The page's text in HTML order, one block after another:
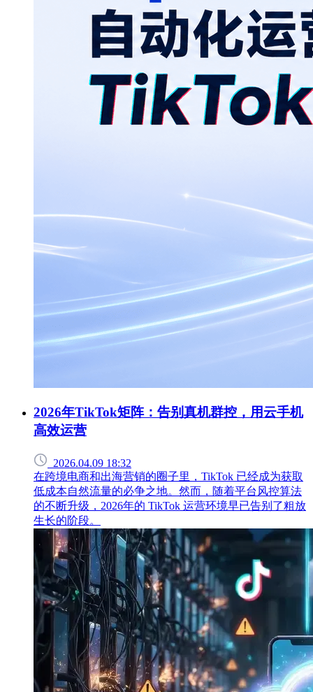
2026年TikTok矩阵：告别真机群控，用云手机
高效运营
2026.04.09 18:32
在跨境电商和出海营销的圈子里，TikTok 已经成为获取
低成本自然流量的必争之地。然而，随着平台风控算法
的不断升级，2026年的 TikTok 运营环境早已告别了粗放
生长的阶段。